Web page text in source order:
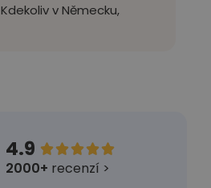
v Německu,
4.9 
2000+ recenzí >